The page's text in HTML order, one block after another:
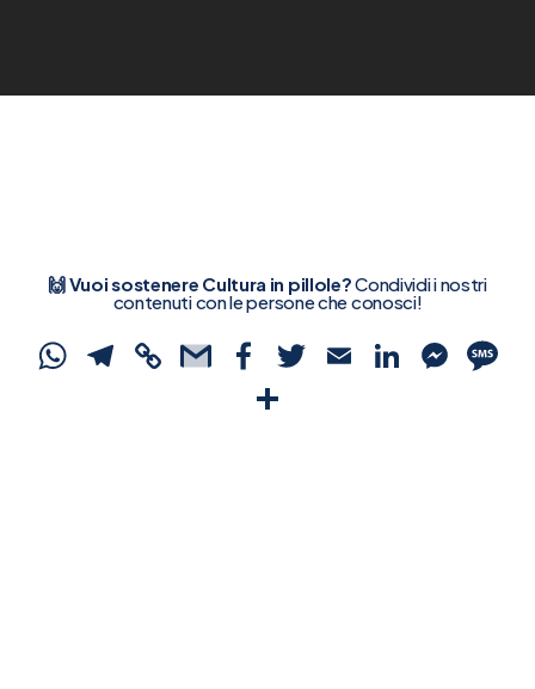
🙌 Vuoi sostenere Cultura in pillole?Condividi i nostri
contenuti con le persone che conosci!
WhatsApp
Telegram
CopyGmailFacebook
Twitter
Email